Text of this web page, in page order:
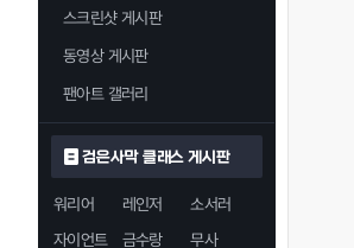
스크린샷 게시판
동영상 게시판
팬아트 갤러리
검은사막 클래스 게시판
워리어 레인저
소서러
자이언트
금수랑
무사